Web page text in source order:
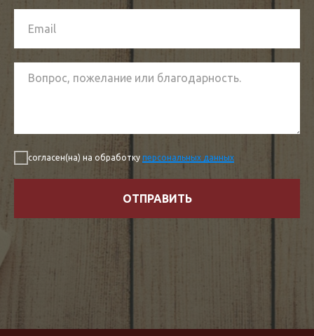
согласен(на) на обработку персональных данных
ОТПРАВИТЬ